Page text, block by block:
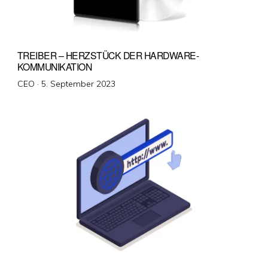
TREIBER – HERZSTÜCK DER HARDWARE-
KOMMUNIKATION
CEO · Veröffentlicht
5. September 2023